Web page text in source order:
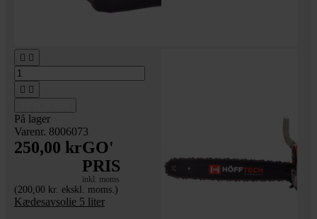
 
 
På lager
Varenr. 8006073
250,00 krGO'
PRIS
inkl. moms
(200,00 kr. ekskl. moms.)
Kædesavsolie 5 liter